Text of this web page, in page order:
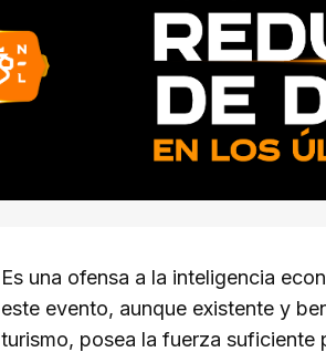
Es una ofensa a la inteligencia
este evento, aunque existente y
turismo, posea la fuerza suficiente